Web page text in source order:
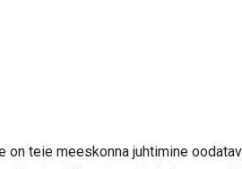
on teie meeskonna juhtimine